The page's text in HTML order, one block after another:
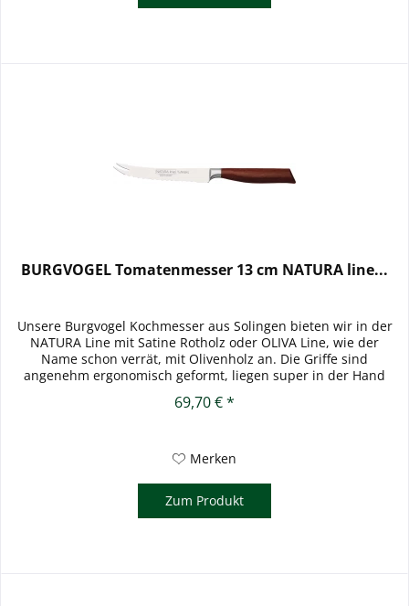
BURGVOGEL Tomatenmesser 13 cm NATURA line...
Unsere Burgvogel Kochmesser aus Solingen bieten wir in der
NATURA Line mit Satine Rotholz oder OLIVA Line, wie der
Name schon verrät, mit Olivenholz an. Die Griffe sind
angenehm ergonomisch geformt, liegen super in der Hand
69,70 € *
Merken
Zum Produkt